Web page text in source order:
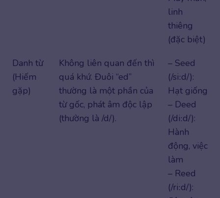
linh
thiêng
(đặc biệt)
Danh từ
(Hiếm
gặp)
Không liên quan đến thì
quá khứ. Đuôi “ed”
thường là một phần của
từ gốc, phát âm độc lập
(thường là /d/).
– Seed
(/siːd/):
Hạt giống
– Deed
(/diːd/):
Hành
động, việc
làm
– Reed
(/riːd/):